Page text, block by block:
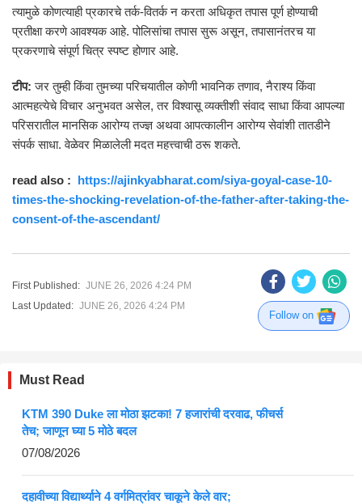
त्यामुळे कोणत्याही प्रकारचे तर्क-वितर्क न करता अधिकृत तपास पूर्ण होण्याची
प्रतीक्षा करणे आवश्यक आहे. पोलिसांचा तपास सुरू असून, तपासानंतरच या
प्रकरणाचे संपूर्ण चित्र स्पष्ट होणार आहे.
टीप: जर तुम्ही किंवा तुमच्या परिचयातील कोणी भावनिक तणाव, नैराश्य किंवा
आत्महत्येचे विचार अनुभवत असेल, तर विश्वासू व्यक्तीशी संवाद साधा किंवा आपल्या
परिसरातील मानसिक आरोग्य तज्ज्ञ अथवा आपत्कालीन आरोग्य सेवांशी तातडीने
संपर्क साधा. वेळेवर मिळालेली मदत महत्त्वाची ठरू शकते.
read also : https://ajinkyabharat.com/siya-goyal-case-10-
times-the-shocking-revelation-of-the-father-after-taking-the-
consent-of-the-ascendant/
First Published: JUNE 26, 2026 4:24 PM
Last Updated: JUNE 26, 2026 4:24 PM
Follow on
Must Read
KTM 390 Duke ला मोठा झटका! 7 हजारांची दरवाढ, फीचर्स
तेच; जाणून घ्या 5 मोठे बदल
07/08/2026
दहावीच्या विद्यार्थ्याने 4 वर्गमित्रांवर चाकूने केले वार;